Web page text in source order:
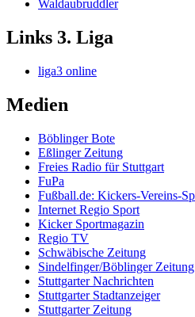
Waldaubruddler
Links 3. Liga
liga3 online
Medien
Böblinger Bote
Eßlinger Zeitung
Freies Radio für Stuttgart
FuPa
Fußball.de: Kickers-Vereins-
Internet Regio Sport
Kicker Sportmagazin
Regio TV
Schwäbische Zeitung
Sindelfinger/Böblinger Zeitung
Stuttgarter Nachrichten
Stuttgarter Stadtanzeiger
Stuttgarter Zeitung